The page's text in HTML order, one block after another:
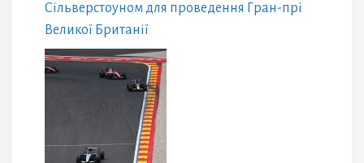
Сільверстоуном для проведення Гран-прі
Великої Британії